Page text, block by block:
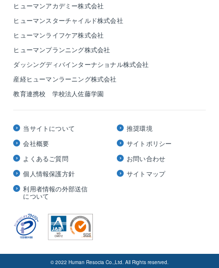
ヒューマンアカデミー株式会社
ヒューマンスターチャイルド株式会社
ヒューマンライフケア株式会社
ヒューマンプランニング株式会社
ダッシングディバインターナショナル株式会社
産経ヒューマンラーニング株式会社
教育連携校 学校法人佐藤学園
当サイトについて
会社概要
よくあるご質問
個人情報保護方針
利用者情報の外部送信
について
推奨環境
サイトポリシー
お問い合わせ
サイトマップ
© 2022 Human Resocia Co.,Ltd. All Rights reserved.